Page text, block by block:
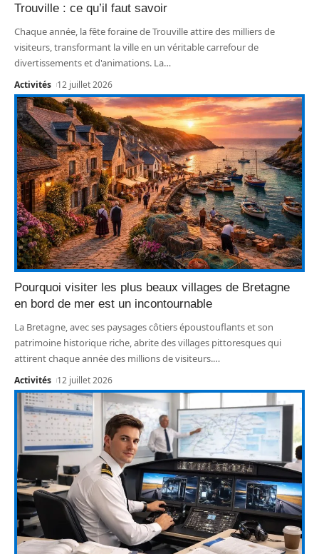
Trouville : ce qu’il faut savoir
Chaque année, la fête foraine de Trouville attire des milliers de
visiteurs, transformant la ville en un véritable carrefour de
divertissements et d'animations. La…
Activités 12 juillet 2026
Pourquoi visiter les plus beaux villages de Bretagne
en bord de mer est un incontournable
La Bretagne, avec ses paysages côtiers époustouflants et son
patrimoine historique riche, abrite des villages pittoresques qui
attirent chaque année des millions de visiteurs.…
Activités 12 juillet 2026